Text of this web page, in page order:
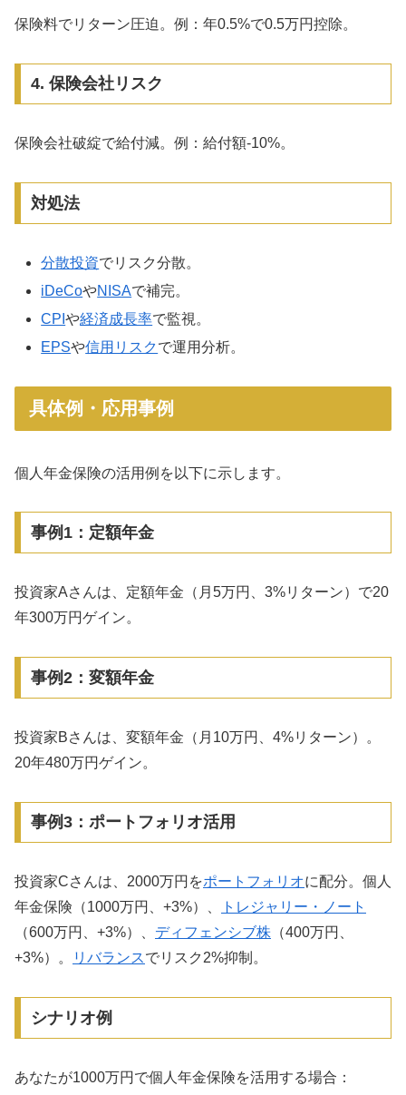
保険料でリターン圧迫。例：年0.5%で0.5万円控除。
4. 保険会社リスク
保険会社破綻で給付減。例：給付額-10%。
対処法
分散投資でリスク分散。
iDeCoやNISAで補完。
CPIや経済成長率で監視。
EPSや信用リスクで運用分析。
具体例・応用事例
個人年金保険の活用例を以下に示します。
事例1：定額年金
投資家Aさんは、定額年金（月5万円、3%リターン）で20
年300万円ゲイン。
事例2：変額年金
投資家Bさんは、変額年金（月10万円、4%リターン）。
20年480万円ゲイン。
事例3：ポートフォリオ活用
投資家Cさんは、2000万円をポートフォリオに配分。個人
年金保険（1000万円、+3%）、
トレジャリー・ノート
（600万円、+3%）、 ディフェンシブ株 （400万円、
+3%）。
リバランスでリスク2%抑制。
シナリオ例
あなたが1000万円で個人年金保険を活用する場合：